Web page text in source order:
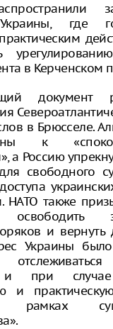
где
в Керченском
документ
в Брюсселе.
к
а Россию
свободного
НАТО также
освободить
и вернуть
Украины
и при случае
и